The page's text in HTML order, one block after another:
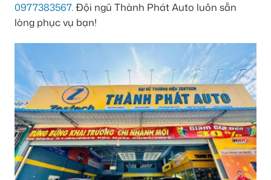
0977383567. Đội ngũ Thành Phát Auto luôn sẵn
lòng phục vụ bạn!